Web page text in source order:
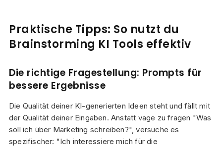
Praktische Tipps: So nutzt du
Brainstorming KI Tools effektiv
Die richtige Fragestellung: Prompts für
bessere Ergebnisse
Die Qualität deiner KI-generierten Ideen steht und fällt mit
der Qualität deiner Eingaben. Anstatt vage zu fragen "Was
soll ich über Marketing schreiben?", versuche es
spezifischer: "Ich interessiere mich für die